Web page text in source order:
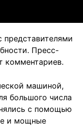
представителями
Пресс-
комментариев.
машиной,
большого числа
с помощью
и мощные